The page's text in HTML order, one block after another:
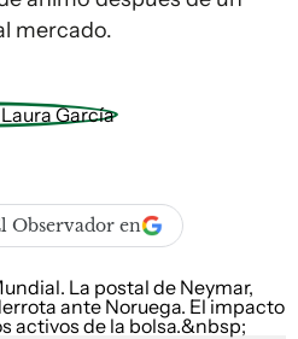
mercado.
Observador en